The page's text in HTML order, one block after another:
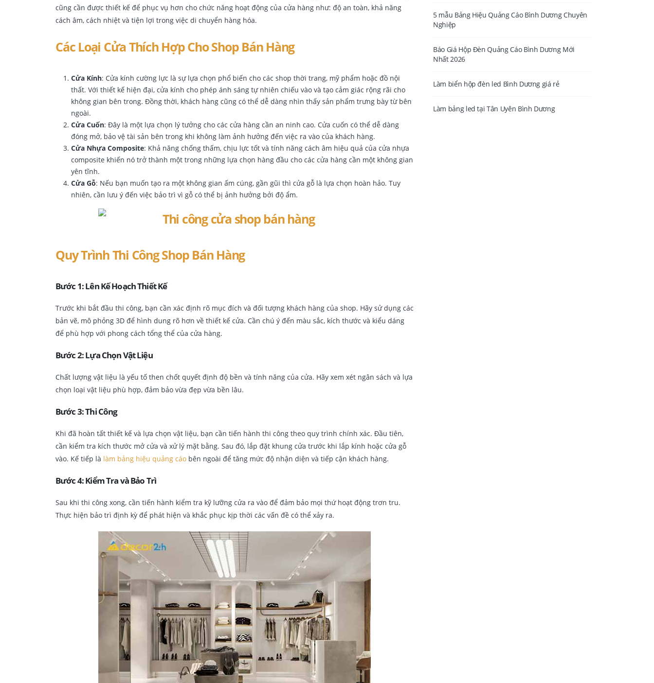
cũng cần được thiết kế để phục vụ hơn cho chức năng hoạt động của cửa hàng như: độ an toàn, khả năng
cách âm, cách nhiệt và tiện lợi trong việc di chuyển hàng hóa.
Các Loại Cửa Thích Hợp Cho Shop Bán Hàng
Cửa Kính: Cửa kính cường lực là sự lựa chọn phổ biến cho các shop thời trang, mỹ phẩm hoặc đồ nội
thất. Với thiết kế hiện đại, cửa kính cho phép ánh sáng tự nhiên chiếu vào và tạo cảm giác rộng rãi cho
không gian bên trong. Đồng thời, khách hàng cũng có thể dễ dàng nhìn thấy sản phẩm trưng bày từ bên
ngoài.
Cửa Cuốn: Đây là một lựa chọn lý tưởng cho các cửa hàng cần an ninh cao. Cửa cuốn có thể dễ dàng
đóng mở, bảo vệ tài sản bên trong khi không làm ảnh hưởng đến việc ra vào của khách hàng.
Cửa Nhựa Composite: Khả năng chống thấm, chịu lực tốt và tính năng cách âm hiệu quả của cửa nhựa
composite khiến nó trở thành một trong những lựa chọn hàng đầu cho các cửa hàng cần một không gian
yên tĩnh.
Cửa Gỗ: Nếu bạn muốn tạo ra một không gian ấm cúng, gần gũi thì cửa gỗ là lựa chọn hoàn hảo. Tuy
nhiên, cần lưu ý đến việc bảo trì vì gỗ có thể bị ảnh hưởng bởi độ ẩm.
Quy Trình Thi Công Shop Bán Hàng
Bước 1: Lên Kế Hoạch Thiết Kế
Trước khi bắt đầu thi công, bạn cần xác định rõ mục đích và đối tượng khách hàng của shop. Hãy sử dụng các
bản vẽ, mô phỏng 3D để hình dung rõ hơn về thiết kế cửa. Cần chú ý đến màu sắc, kích thước và kiểu dáng
để phù hợp với phong cách tổng thể của cửa hàng.
Bước 2: Lựa Chọn Vật Liệu
Chất lượng vật liệu là yếu tố then chốt quyết định độ bền và tính năng của cửa. Hãy xem xét ngân sách và lựa
chọn loại vật liệu phù hợp, đảm bảo vừa đẹp vừa bền lâu.
Bước 3: Thi Công
Khi đã hoàn tất thiết kế và lựa chọn vật liệu, bạn cần tiến hành thi công theo quy trình chính xác. Đầu tiên,
cần kiểm tra kích thước mở cửa và xử lý mặt bằng. Sau đó, lắp đặt khung cửa trước khi lắp kính hoặc cửa gỗ
vào. Kế tiếp là làm bảng hiệu quảng cáo bên ngoài để tăng mức độ nhận diện và tiếp cận khách hàng.
Bước 4: Kiểm Tra và Bảo Trì
Sau khi thi công xong, cần tiến hành kiểm tra kỹ lưỡng cửa ra vào để đảm bảo mọi thứ hoạt động trơn tru.
Thực hiện bảo trì định kỳ để phát hiện và khắc phục kịp thời các vấn đề có thể xảy ra.
5 mẫu Bảng Hiệu Quảng Cáo Bình Dương Chuyên
Nghiệp
Báo Giá Hộp Đèn Quảng Cáo Bình Dương Mới
Nhất 2026
Làm biển hộp đèn led Bình Dương giá rẻ
Làm bảng led tại Tân Uyên Bình Dương